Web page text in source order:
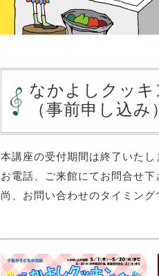
なかよしクッキ
（事前申し込み）
本講座の受付期間は終了いた
お電話、ご来館にてお問合せ下
尚、お問い合わせのタイミン